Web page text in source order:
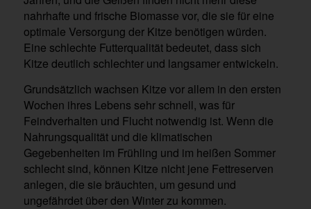
nahrhafte und frische Biomasse vor, die sie für eine
optimale Versorgung der Kitze benötigen würden.
Eine schlechte Futterqualität bedeutet, dass sich
Kitze deutlich schlechter und langsamer entwickeln.
Grundsätzlich wachsen Kitze vor allem in den ersten
Wochen ihres Lebens sehr schnell, was für
Feindverhalten und Flucht notwendig ist. Wenn die
Nahrungsqualität und die klimatischen
Gegebenheiten im Frühling und im heißen Sommer
schlecht sind, können Kitze nicht jene Fettreserven
anlegen, die sie bräuchten, um gesund und
ungefährdet über den Winter zu kommen.